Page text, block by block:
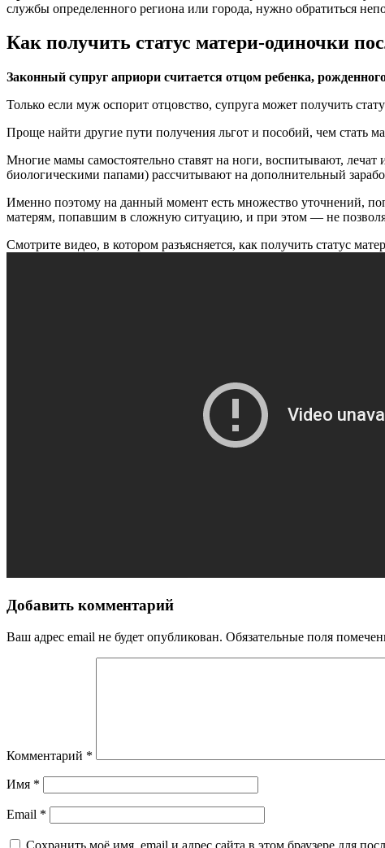
службы определенного региона или города, нужно обратиться
Как получить статус матери-одиночки
Законный супруг априори считается отцом ребенка,
Только если муж оспорит отцовство, супруга может получить
Проще найти другие пути получения льгот и пособий, чем стать
Многие мамы самостоятельно ставят на ноги, воспитывают,
биологическими папами) рассчитывают на дополнительный
Именно поэтому на данный момент есть множество уточнений,
матерям, попавшим в сложную ситуацию, и при этом — не
Смотрите видео, в котором разъясняется, как получить статус
Добавить комментарий
Ваш адрес email не будет опубликован. Обязательные поля
Комментарий *
Имя *
Email *
Сохранить моё имя, email и адрес сайта в этом браузере для